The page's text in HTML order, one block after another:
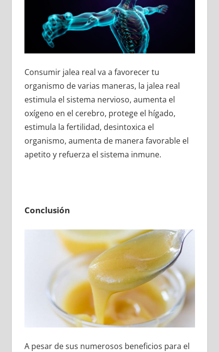
Consumir jalea real va a favorecer tu
organismo de varias maneras, la jalea real
estimula el sistema nervioso, aumenta el
oxígeno en el cerebro, protege el hígado,
estimula la fertilidad, desintoxica el
organismo, aumenta de manera favorable el
apetito y refuerza el sistema inmune.
Conclusión
A pesar de sus numerosos beneficios para el